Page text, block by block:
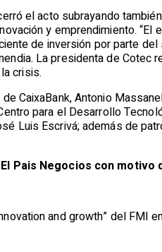
el acto subrayando
y emprendimiento.
de inversión por parte
La presidenta de
crisis.
CaixaBank, Antonio
para el Desarrollo
Luis Escrivá; además de
Pais Negocios con